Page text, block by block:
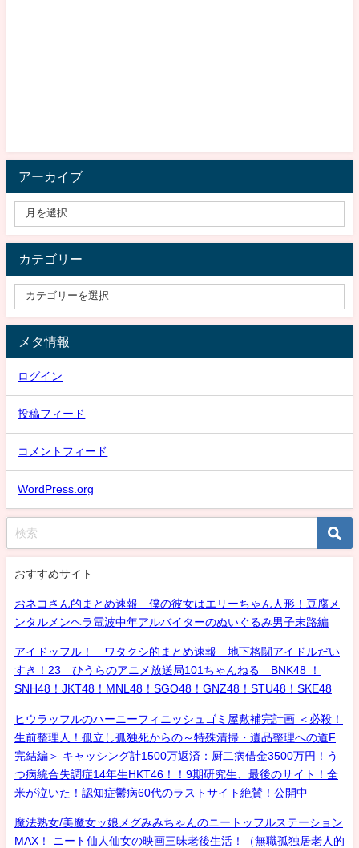
アーカイブ
カテゴリー
メタ情報
ログイン
投稿フィード
コメントフィード
WordPress.org
おすすめサイト
おネコさん的まとめ速報 僕の彼女はエリーちゃん人形！豆腐メ
ンタルメンヘラ電波中年アルバイターのぬいぐるみ男子末路編
アイドッフル！ ワタクシ的まとめ速報 地下格闘アイドルだい
すき！23 ひうらのアニメ放送局101ちゃんねる BNK48 ！
SNH48！JKT48！MNL48！SGO48！GNZ48！STU48！SKE48
ヒウラッフルのハーニーフィニッシュゴミ屋敷補完計画 ＜必殺！
生前整理人！孤立し孤独死からの～特殊清掃・遺品整理への道F
完結編＞ キャッシング計1500万返済：厨二病借金3500万円！う
つ病統合失調症14年生HKT46！！9期研究生、最後のサイト！全
米が泣いた！認知症鬱病60代のラストサイト絶賛！公開中
魔法熟女/美魔女ッ娘メグみみちゃんのニートッフルステーション
MAX！ ニート仙人仙女の映画三昧老後生活！（無職孤独居老人的